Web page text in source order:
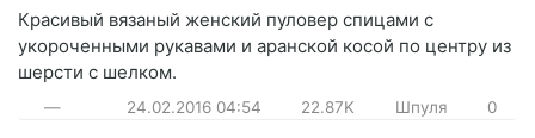
Красивый вязаный женский пуловер спицами с
укороченными рукавами и аранской косой по центру из
шерсти с шелком.
— 24.02.2016 04:54 22.87K Шпуля 0